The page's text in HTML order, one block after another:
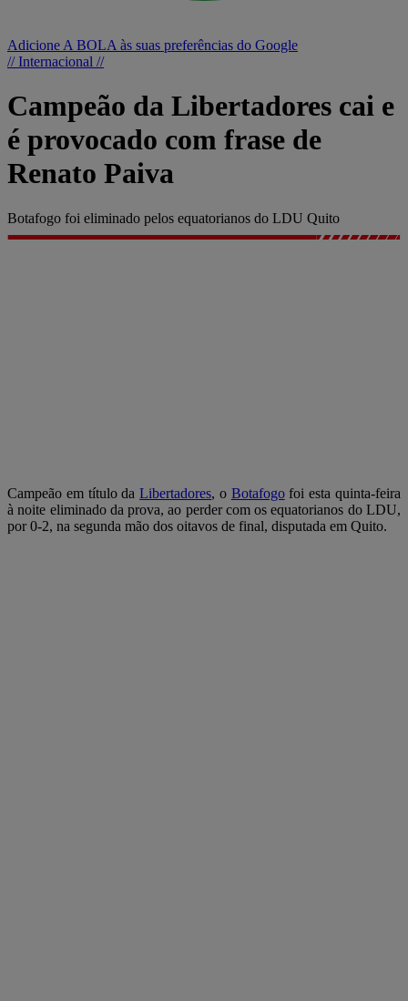
Adicione A BOLA às suas preferências do Google
// Internacional //
Campeão da Libertadores cai e
é provocado com frase de
Renato Paiva
Botafogo foi eliminado pelos equatorianos do LDU Quito
Campeão em título daLibertadores, o Botafogofoi esta quinta-feira
à noite eliminado da prova, ao perder com os equatorianos do LDU,
por 0-2, na segunda mão dos oitavos de final, disputada em Quito.